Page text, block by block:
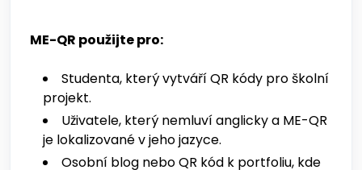
ME-QR použijte pro:
Studenta, který vytváří QR kódy pro školní
projekt.
Uživatele, který nemluví anglicky a ME-QR
je lokalizované v jeho jazyce.
Osobní blog nebo QR kód k portfoliu, kde